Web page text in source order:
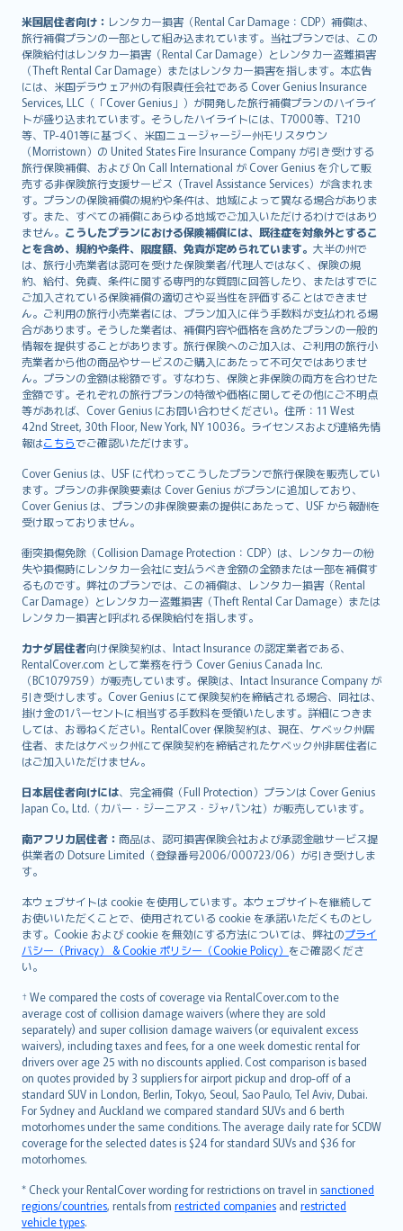
米国居住者向け： レンタカー損害（Rental Car Damage：CDP）補償は、
旅行補償プランの一部として組み込まれています。当社プランでは、この
保険給付はレンタカー損害（Rental Car Damage）とレンタカー盗難損害
（Theft Rental Car Damage）またはレンタカー損害を指します。本広告
には、米国デラウェア州の有限責任会社である Cover Genius Insurance
Services, LLC（「Cover Genius」）が開発した旅行補償プランのハイライ
トが盛り込まれています。そうしたハイライトには、T7000等、T210
等、TP-401等に基づく、米国ニュージャージー州モリスタウン
（Morristown）の United States Fire Insurance Company が引き受けする
旅行保険補償、および On Call International が Cover Genius を介して販
売する非保険旅行支援サービス（Travel Assistance Services）が含まれま
す。プランの保険補償の規約や条件は、地域によって異なる場合がありま
す。また、すべての補償にあらゆる地域でご加入いただけるわけではあり
ません。 こうしたプランにおける保険補償には、既往症を対象外とするこ
とを含め、規約や条件、限度額、免責が定められています。 大半の州で
は、旅行小売業者は認可を受けた保険業者/代理人ではなく、保険の規
約、給付、免責、条件に関する専門的な質問に回答したり、またはすでに
ご加入されている保険補償の適切さや妥当性を評価することはできませ
ん。ご利用の旅行小売業者には、プラン加入に伴う手数料が支払われる場
合があります。そうした業者は、補償内容や価格を含めたプランの一般的
情報を提供することがあります。旅行保険へのご加入は、ご利用の旅行小
売業者から他の商品やサービスのご購入にあたって不可欠ではありませ
ん。プランの金額は総額です。すなわち、保険と非保険の両方を合わせた
金額です。それぞれの旅行プランの特徴や価格に関してその他にご不明点
等があれば、Cover Genius にお問い合わせください。住所：11 West
42nd Street, 30th Floor, New York, NY 10036。ライセンスおよび連絡先情
報はこちらでご確認いただけます。
Cover Genius は、USF に代わってこうしたプランで旅行保険を販売してい
ます。プランの非保険要素は Cover Genius がプランに追加しており、
Cover Genius は、プランの非保険要素の提供にあたって、USF から報酬を
受け取っておりません。
衝突損傷免除（Collision Damage Protection：CDP）は、レンタカーの紛
失や損傷時にレンタカー会社に支払うべき金額の全額または一部を補償す
るものです。弊社のプランでは、この補償は、レンタカー損害（Rental
Car Damage）とレンタカー盗難損害（Theft Rental Car Damage）または
レンタカー損害と呼ばれる保険給付を指します。
カナダ居住者向け保険契約は、Intact Insurance の認定業者である、
RentalCover.com として業務を行う Cover Genius Canada Inc.
（BC1079759）が販売しています。保険は、Intact Insurance Company が
引き受けします。Cover Genius にて保険契約を締結される場合、同社は、
掛け金の1パーセントに相当する手数料を受領いたします。詳細につきま
しては、お尋ねください。RentalCover 保険契約は、現在、ケベック州居
住者、またはケベック州にて保険契約を締結されたケベック州非居住者に
はご加入いただけません。
日本居住者向けには、完全補償（Full Protection）プランは Cover Genius
Japan Co., Ltd.（カバー・ジーニアス・ジャパン社）が販売しています。
南アフリカ居住者： 商品は、認可損害保険会社および承認金融サービス提
供業者の Dotsure Limited（登録番号2006/000723/06）が引き受けしま
す。
本ウェブサイトは cookie を使用しています。本ウェブサイトを継続して
お使いいただくことで、使用されている cookie を承諾いただくものとし
ます。Cookie および cookie を無効にする方法については、弊社のプライ
バシー（Privacy） & Cookie ポリシー（Cookie Policy） をご確認くださ
い。
† We compared the costs of coverage via RentalCover.com to the
average cost of collision damage waivers (where they are sold
separately) and super collision damage waivers (or equivalent excess
waivers), including taxes and fees, for a one week domestic rental for
drivers over age 25 with no discounts applied. Cost comparison is based
on quotes provided by 3 suppliers for airport pickup and drop-off of a
standard SUV in London, Berlin, Tokyo, Seoul, Sao Paulo, Tel Aviv, Dubai.
For Sydney and Auckland we compared standard SUVs and 6 berth
motorhomes under the same conditions. The average daily rate for SCDW
coverage for the selected dates is $24 for standard SUVs and $36 for
motorhomes.
* Check your RentalCover wording for restrictions on travel in sanctioned
regions/countries, rentals from restricted companies and restricted
vehicle types.